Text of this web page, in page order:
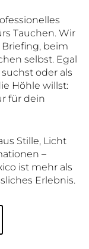
Tauchen. Wir
beim
selbst. Egal
oder als
Höhle willst:
für dein
Stille, Licht
–
ist mehr als
Erlebnis.